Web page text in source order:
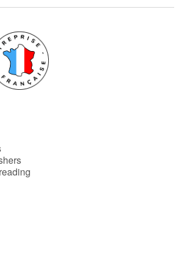
and poetry
kings, queens and dragons
witches
adventure